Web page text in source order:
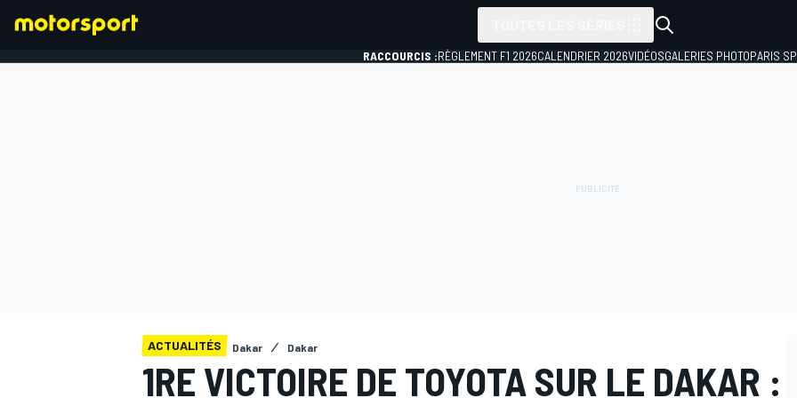
RACCOURCIS :RÈGLEMENT F1 2026CALENDRIER 2026VIDÉOSGALERIES PHOTOPARIS
ACTUALITÉS Dakar Dakar
1RE VICTOIRE DE TOYOTA SUR LE DAKAR :